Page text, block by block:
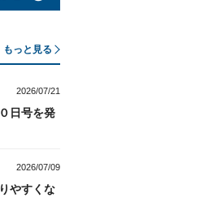
もっと見る
2026/07/21
日号を発
2026/07/09
やすくな